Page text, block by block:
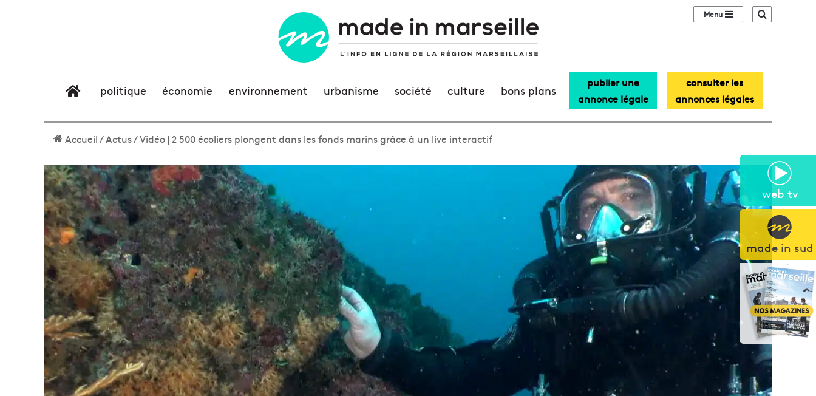
web tv
made in sud
Sidebar (barre
élément de menu
politique économie environnement urbanisme société culture bons plans
publier une
annonce légale
consulter les
annonces légales
Accueil/Actus/Vidéo | 2 500 écoliers plongent dans les fonds marins grâce à un live interactif